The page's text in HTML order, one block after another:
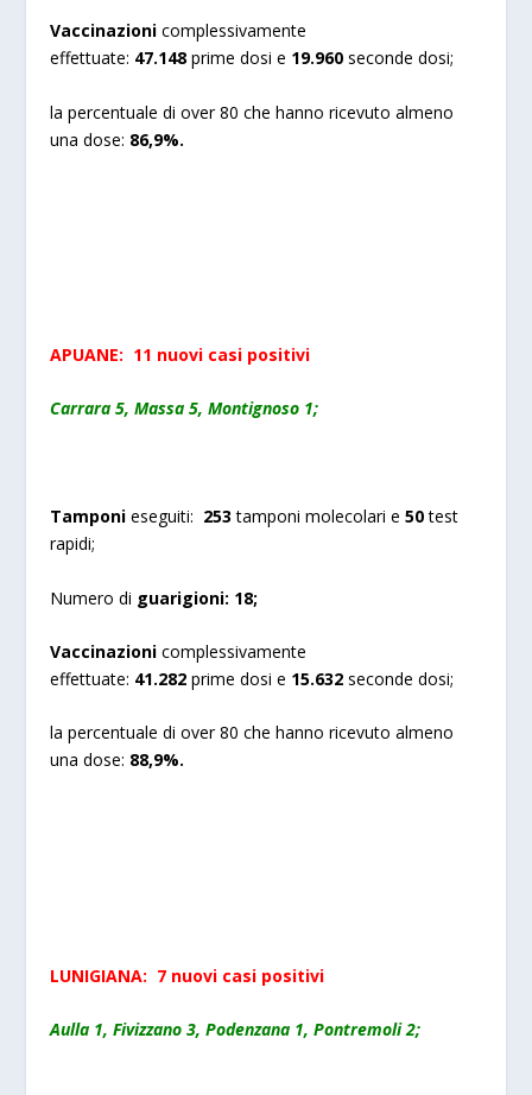
Vaccinazioni complessivamente
effettuate: 47.148prime dosi e 19.960seconde dosi;
la percentuale di over 80 che hanno ricevuto almeno
una dose: 86,9%.
APUANE: 11 nuovi casi positivi
Carrara 5, Massa 5, Montignoso 1;
Tamponi eseguiti: 253tamponi molecolari e 50test
rapidi;
Numero di guarigioni: 18;
Vaccinazioni complessivamente
effettuate: 41.282prime dosi e 15.632seconde dosi;
la percentuale di over 80 che hanno ricevuto almeno
una dose: 88,9%.
LUNIGIANA: 7 nuovi casi positivi
Aulla 1, Fivizzano 3, Podenzana 1, Pontremoli 2;